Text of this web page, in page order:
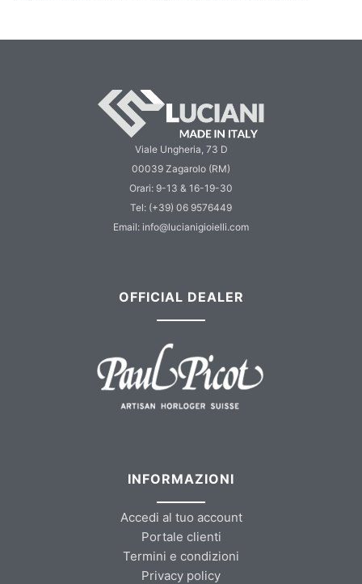
Viale Ungheria, 73 D
00039 Zagarolo (RM)
Orari: 9-13 & 16-19-30
Tel: (+39) 06 9576449
Email: info@lucianigioielli.com
OFFICIAL DEALER
INFORMAZIONI
Accedi al tuo account
Portale clienti
Termini e condizioni
Privacy policy